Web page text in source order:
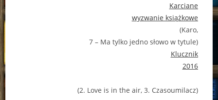
Karciane
wyzwanie książkowe
(Karo,
7 – Ma tylko jedno słowo w tytule)
Klucznik
2016
(2. Love is in the air, 3. Czasoumilacz)